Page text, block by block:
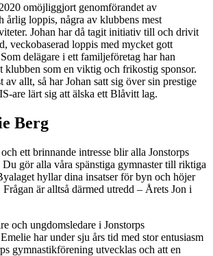
omöjliggjort genomförandet av
årlig loppis, några av klubbens mest
Johan har då tagit initiativ till och drivit
veckobaserad loppis med mycket gott
delägare i ett familjeföretag har han
klubben som en viktig och frikostig sponsor.
allt, så har Johan satt sig över sin prestige
are lärt sig att älska ett Blåvitt lag.
Berg
ett brinnande intresse blir alla Jonstorps
Du gör alla våra spänstiga gymnaster till riktiga
hyllar dina insatser för byn och höjer
är alltså därmed utredd – Årets Jon i
och ungdomsledare i Jonstorps
har under sju års tid med stor entusiasm
gymnastikförening utvecklas och att en